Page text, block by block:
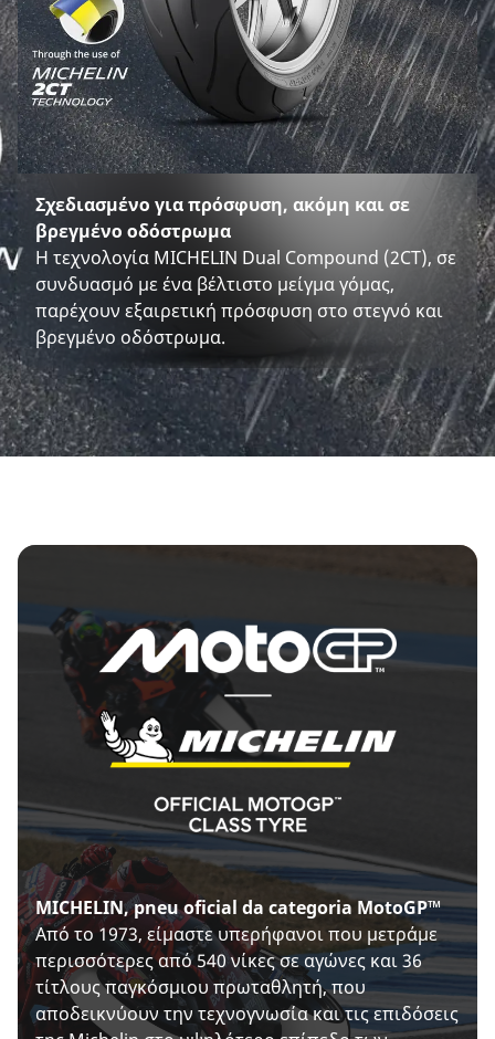
Σχεδιασμένο για πρόσφυση, ακόμη και σε
βρεγμένο οδόστρωμα
Η τεχνολογία MICHELIN Dual Compound (2CT), σε
συνδυασμό με ένα βέλτιστο μείγμα γόμας,
παρέχουν εξαιρετική πρόσφυση στο στεγνό και
βρεγμένο οδόστρωμα.
MICHELIN, pneu oficial da categoria MotoGP™
Από το 1973, είμαστε υπερήφανοι που μετράμε
περισσότερες από 540 νίκες σε αγώνες και 36
τίτλους παγκόσμιου πρωταθλητή, που
αποδεικνύουν την τεχνογνωσία και τις επιδόσεις